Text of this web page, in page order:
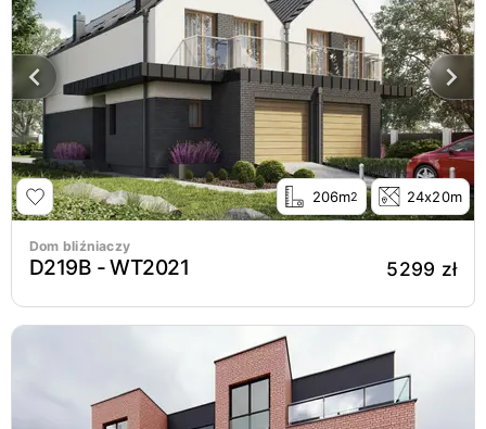
206m2 24x20m
Dom bliźniaczy
D219B - WT2021 5299 zł